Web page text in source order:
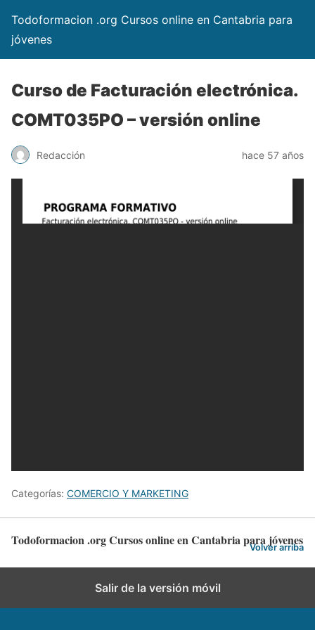
Todoformacion .org Cursos online en Cantabria para
jóvenes
Curso de Facturación electrónica.
COMT035PO – versión online
Redacción hace 57 años
Categorías: COMERCIO Y MARKETING
Todoformacion .org Cursos online en Cantabria para jóvenes
Volver arriba
Salir de la versión móvil